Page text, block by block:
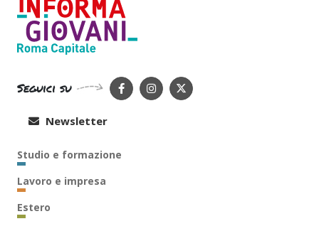
Seguici su
Newsletter
Studio e formazione
Lavoro e impresa
Estero